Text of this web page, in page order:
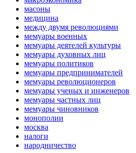
масоны
медицина
между двумя революциями
мемуары военных
мемуары деятелей культуры
мемуары духовных лиц
мемуары политиков
мемуары предпринимателей
мемуары революционеров
мемуары ученых и инженеров
мемуары частных лиц
мемуары чиновников
монополии
москва
налоги
народничество